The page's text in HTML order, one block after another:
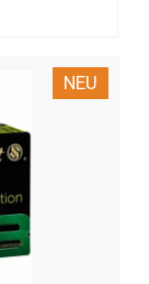
NEU